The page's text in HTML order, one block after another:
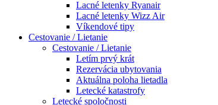
Lacné letenky Ryanair
Lacné letenky Wizz Air
Víkendové tipy
Cestovanie / Lietanie
Cestovanie / Lietanie
Letím prvý krát
Rezervácia ubytovania
Aktuálna poloha lietadla
Letecké katastrofy
Letecké spoločnosti